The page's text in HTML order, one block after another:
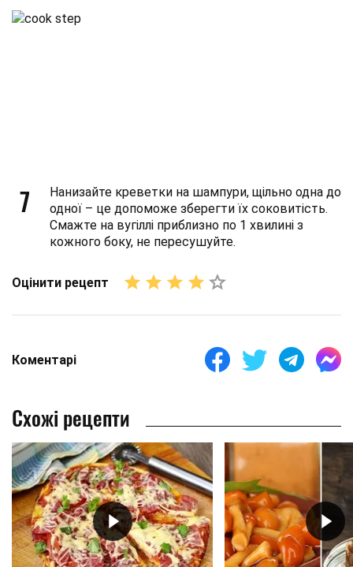
7
Нанизайте креветки на шампури, щільно одна до
одної – це допоможе зберегти їх соковитість.
Смажте на вугіллі приблизно по 1 хвилині з
кожного боку, не пересушуйте.
Оцінити рецепт
Коментарі
Схожі рецепти